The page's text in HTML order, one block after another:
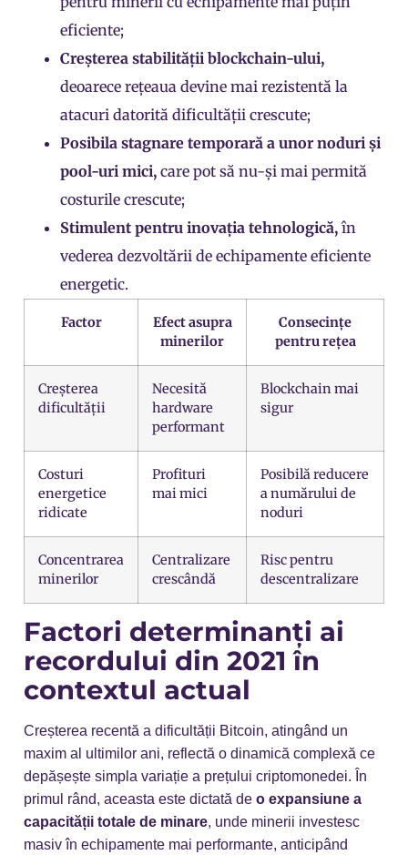
eficiente;
Creșterea stabilității blockchain-ului,
deoarece rețeaua devine mai rezistentă la
atacuri datorită dificultății crescute;
Posibila stagnare temporară a unor noduri și
pool-uri mici, care pot să nu-și mai permită
costurile crescute;
Stimulent pentru inovația tehnologică, în
vederea dezvoltării de echipamente eficiente
energetic.
Factor
Efect asupra
minerilor
Consecințe
pentru rețea
Creșterea
dificultății
Necesită
hardware
performant
Blockchain mai
sigur
Costuri
energetice
ridicate
Profituri
mai mici
Posibilă reducere
a numărului de
noduri
Concentrarea
minerilor
Centralizare
crescândă
Risc pentru
descentralizare
Factori determinanți ai
recordului din 2021 în
contextul actual
Creșterea recentă a dificultății Bitcoin, atingând un
maxim al ultimilor ani, reflectă o dinamică complexă ce
depășește simpla variație a prețului criptomonedei. În
primul rând, aceasta este dictată de o expansiune a
capacității totale de minare, unde minerii investesc
masiv în echipamente mai performante, anticipând